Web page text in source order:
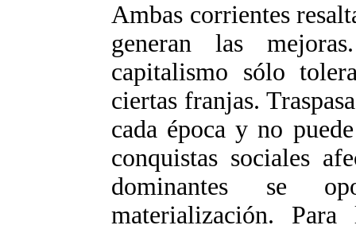
Ambas corrientes
generan las
capitalismo sólo
ciertas franjas.
cada época y no
conquistas sociales
dominantes se
materialización.